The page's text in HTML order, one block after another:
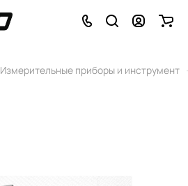
Измерительные приборы и инструмент